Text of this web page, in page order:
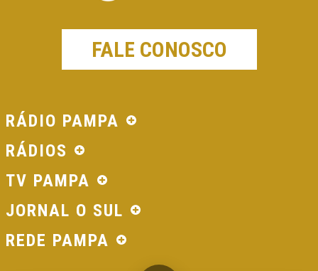
FALE CONOSCO
RÁDIO PAMPA
RÁDIOS
TV PAMPA
JORNAL O SUL
REDE PAMPA